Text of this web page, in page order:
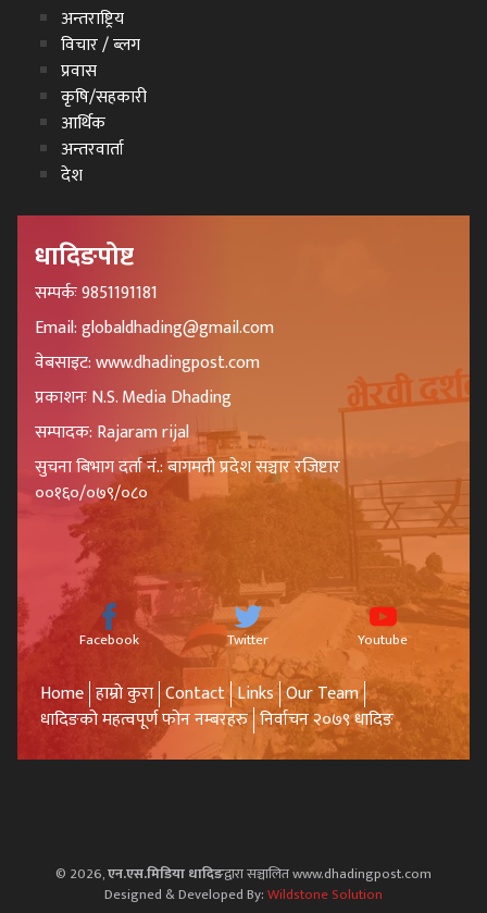
अन्तराष्ट्रिय
विचार / ब्लग
प्रवास
कृषि/सहकारी
आर्थिक
अन्तरवार्ता
देश
धादिङपोष्ट
सम्पर्कः 9851191181
Email: globaldhading@gmail.com
वेबसाइट: www.dhadingpost.com
प्रकाशनः N.S. Media Dhading
सम्पादक: Rajaram rijal
सुचना बिभाग दर्ता नं.: बागमती प्रदेश सञ्चार रजिष्टार
००१६०/०७९/०८०
Facebook Twitter Youtube
Home हाम्रो कुरा Contact Links Our Team
धादिङको महत्वपूर्ण फोन नम्बरहरु निर्वाचन २०७९ धादिङ
© 2026,एन.एस.मिडिया धादिङद्वारा सञ्चालित www.dhadingpost.com
Designed & Developed By:Wildstone Solution